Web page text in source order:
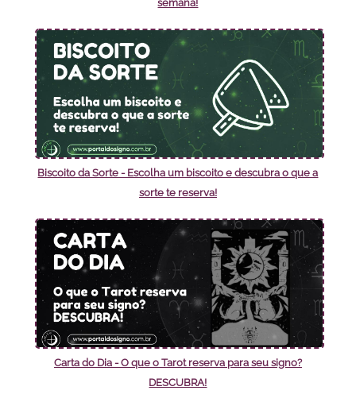
semana!
Biscoito da Sorte - Escolha um biscoito e descubra o que a
sorte te reserva!
Carta do Dia - O que o Tarot reserva para seu signo?
DESCUBRA!